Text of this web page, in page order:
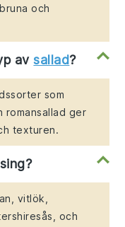
och
avsallad?
som
romansallad ger
texturen.
vitlök,
och